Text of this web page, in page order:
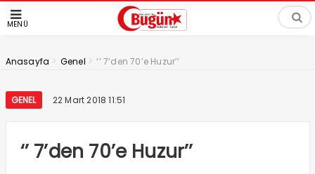
MENÜ
Anasayfa > Genel >‘’ 7’den 70’e Huzur’’
GENEL 22 Mart 2018 11:51
‘’ 7’den 70’e Huzur’’